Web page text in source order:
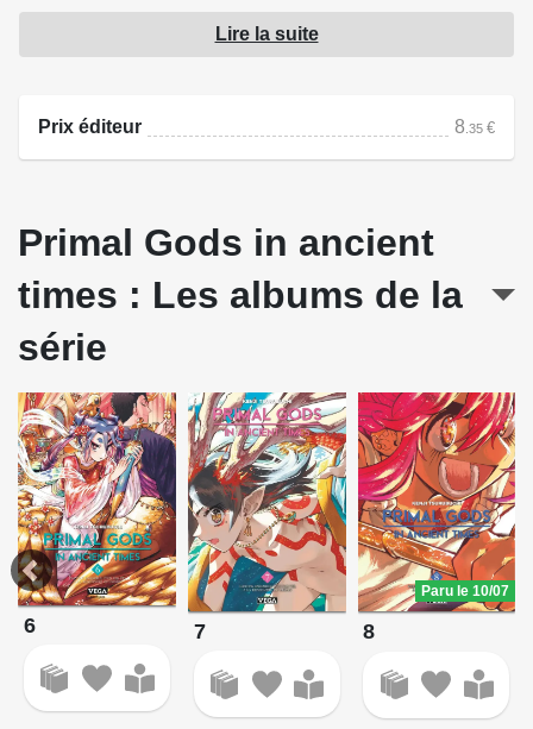
Trésors Sacrés, rend l'accès difficile. Susanoo se rend
donc seul à la Cour Impériale, où l'attend Sansei Shonin.
Source : Dupuis
Lire la suite
Prix éditeur 8 .35 €
Primal Gods in ancient
times : Les albums de la
série
6 7
Paru le 10/07
8